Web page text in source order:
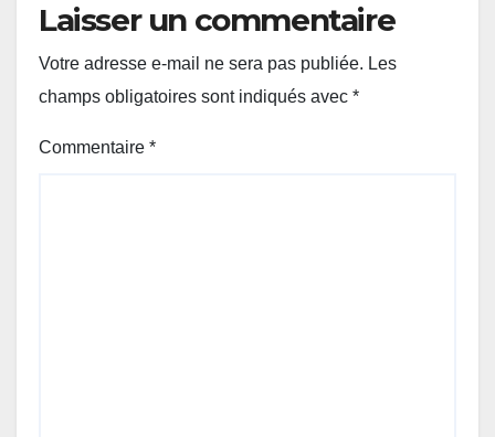
Laisser un commentaire
Votre adresse e-mail ne sera pas publiée. Les
champs obligatoires sont indiqués avec *
Commentaire *